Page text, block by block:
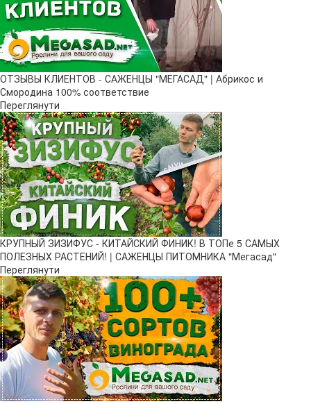
ОТЗЫВЫ КЛИЕНТОВ - САЖЕНЦЫ "МЕГАСАД" | Абрикос и
Смородина 100% соответствие
Переглянути
КРУПНЫЙ ЗИЗИФУС - КИТАЙСКИЙ ФИНИК! В ТОПе 5 САМЫХ
ПОЛЕЗНЫХ РАСТЕНИЙ! | САЖЕНЦЫ ПИТОМНИКА "Мегасад"
Переглянути